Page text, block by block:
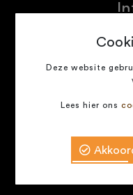
Algemene
Privacy policy
Naservice voor onze
Development by
Deze website
Lees hier ons